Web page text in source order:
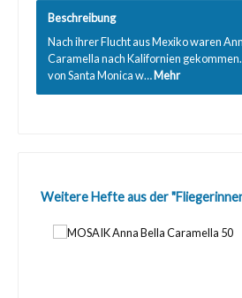
Beschreibung
Nach ihrer Flucht aus Mexiko waren
Caramella nach Kalifornien
von Santa Monica w…Mehr
Produktgalerie überspringen
Weitere Hefte aus der